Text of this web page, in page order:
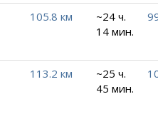
105.8 км
~24 ч.
14 мин.
113.2 км
~25 ч.
45 мин.